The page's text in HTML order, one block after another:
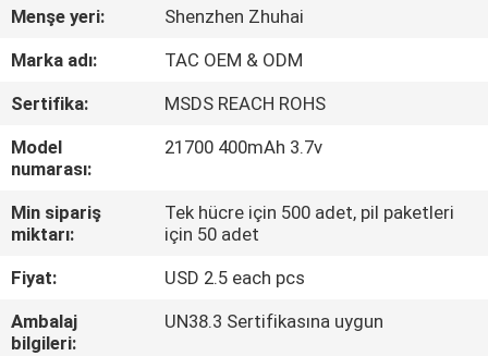
VİDEOLAR
HAKKIMIZDA
TURU
KALITE
KONTROL
Menşe yeri:
Shenzhen Zhuhai
Marka adı:
TAC OEM & ODM
Sertifika:
MSDS REACH ROHS
Model
numarası:
21700 400mAh 3.7v
Min sipariş
miktarı:
Tek hücre için 500 adet, pil paketleri
için 50 adet
Fiyat:
USD 2.5 each pcs
Ambalaj
bilgileri:
UN38.3 Sertifikasına uygun